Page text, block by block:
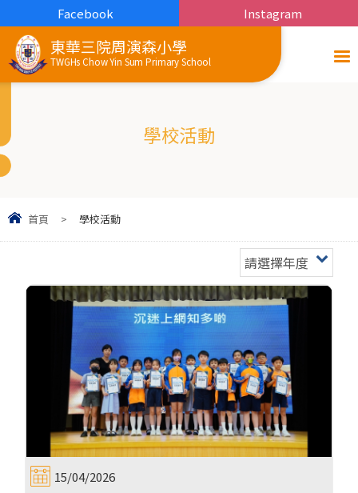
東華三院周演森小學
TWGHs Chow Yin Sum Primary School
Facebook Instagram
學校活動
首頁 > 學校活動
請選擇年度
15/04/2026